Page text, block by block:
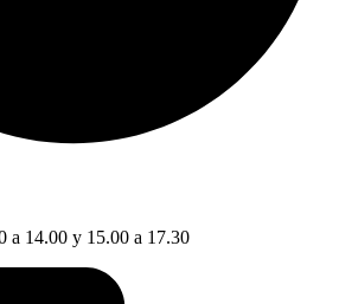
a 14.00 y 15.00 a 17.30